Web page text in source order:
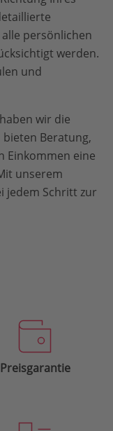
persönlichen
werden.
und
wir die
Beratung,
Einkommen eine
unserem
jedem Schritt zur
Preisgarantie